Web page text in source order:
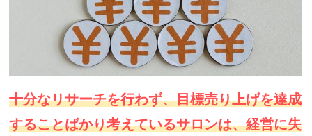
十分なリサーチを行わず、目標売り上げを達成
することばかり考えているサロンは、経営に失